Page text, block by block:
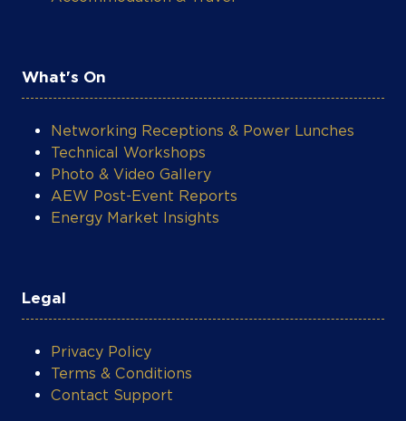
What's On
Networking Receptions & Power Lunches
Technical Workshops
Photo & Video Gallery
AEW Post-Event Reports
Energy Market Insights
Legal
Privacy Policy
Terms & Conditions
Contact Support